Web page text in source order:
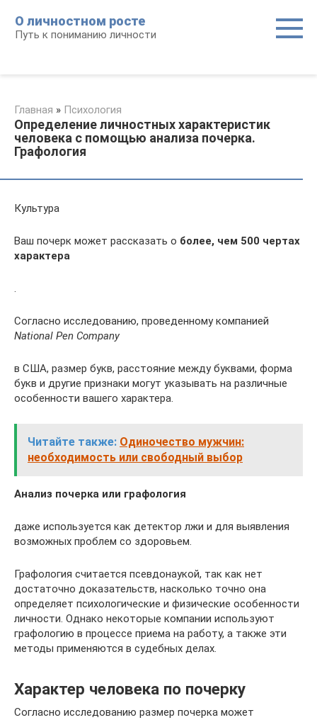
контенту
О личностном росте
Путь к пониманию личности
Главная » Психология
Определение личностных характеристик
человека с помощью анализа почерка.
Графология
Культура
Ваш почерк может рассказать о более, чем 500 чертах
характера
.
Согласно исследованию, проведенному компанией
National Pen Company
в США, размер букв, расстояние между буквами, форма
букв и другие признаки могут указывать на различные
особенности вашего характера.
Читайте также: Одиночество мужчин:
необходимость или свободный выбор
Анализ почерка или графология
даже используется как детектор лжи и для выявления
возможных проблем со здоровьем.
Графология считается псевдонаукой, так как нет
достаточно доказательств, насколько точно она
определяет психологические и физические особенности
личности. Однако некоторые компании используют
графологию в процессе приема на работу, а также эти
методы применяются в судебных делах.
Характер человека по почерку
Согласно исследованию размер почерка может